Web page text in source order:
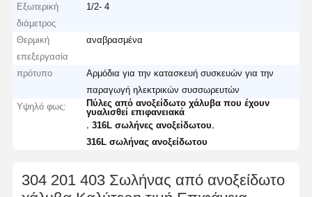
Εξωτερική
διάμετρος
1/2- 4
Θερμική
επεξεργασία
αναβρασμένα
πρότυπο
Αρμόδια για την κατασκευή συσκευών για την
παραγωγή ηλεκτρικών συσσωρευτών
Υψηλό φως:
Πύλες από ανοξείδωτο χάλυβα που έχουν
γυαλισθεί επιφανειακά
,316L σωλήνες ανοξείδωτου
316L σωλήνας ανοξείδωτου
304 201 403 Σωλήνας από ανοξείδωτο